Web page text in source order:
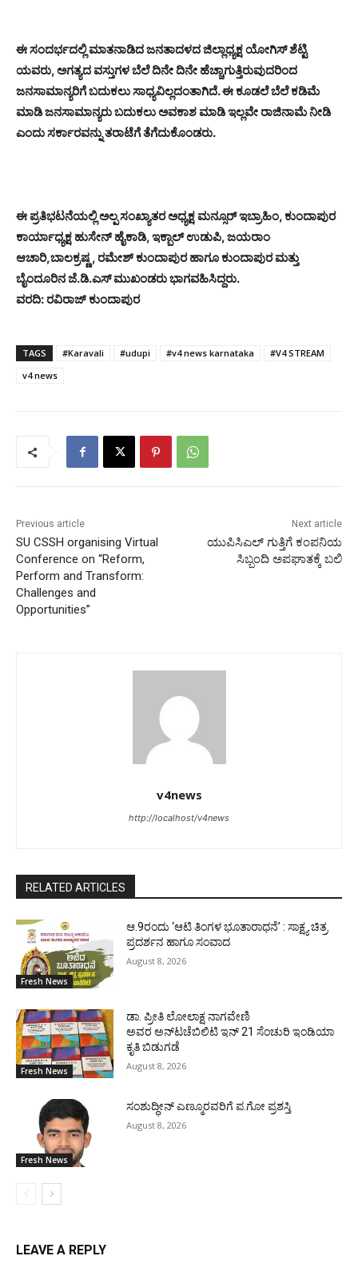
ಈ ಸಂದರ್ಭದಲ್ಲಿ ಮಾತನಾಡಿದ ಜನತಾದಳದ ಜಿಲ್ಲಾಧ್ಯಕ್ಷ ಯೋಗಿಸ್ ಶೆಟ್ಟಿ
ಯವರು, ಅಗತ್ಯದ ವಸ್ತುಗಳ ಬೆಲೆ ದಿನೇ ದಿನೇ ಹೆಚ್ಚಾಗುತ್ತಿರುವುದರಿಂದ
ಜನಸಾಮಾನ್ಯರಿಗೆ ಬದುಕಲು ಸಾಧ್ಯವಿಲ್ಲದಂತಾಗಿದೆ. ಈ ಕೂಡಲೆ ಬೆಲೆ ಕಡಿಮೆ
ಮಾಡಿ ಜನಸಾಮಾನ್ಯರು ಬದುಕಲು ಅವಕಾಶ ಮಾಡಿ ಇಲ್ಲವೇ ರಾಜಿನಾಮೆ ನೀಡಿ
ಎಂದು ಸರ್ಕಾರವನ್ನು ತರಾಟೆಗೆ ತೆಗೆದುಕೊಂಡರು.
ಈ ಪ್ರತಿಭಟನೆಯಲ್ಲಿ ಅಲ್ಪ ಸಂಖ್ಯಾತರ ಅಧ್ಯಕ್ಷ ಮನ್ಸೂರ್ ಇಬ್ರಾಹಿಂ, ಕುಂದಾಪುರ
ಕಾರ್ಯಾಧ್ಯಕ್ಷ ಹುಸೇನ್ ಹೈಕಾಡಿ, ಇಕ್ಬಾಲ್ ಉಡುಪಿ, ಜಯರಾಂ
ಆಚಾರಿ,ಬಾಲಕ್ರಷ್ಣ , ರಮೇಶ್ ಕುಂದಾಪುರ ಹಾಗೂ ಕುಂದಾಪುರ ಮತ್ತು
ಬೈಂದೂರಿನ ಜೆ.ಡಿ.ಎಸ್ ಮುಖಂಡರು ಭಾಗವಹಿಸಿದ್ದರು.
ವರದಿ: ರವಿರಾಜ್ ಕುಂದಾಪುರ
TAGS #Karavali #udupi #v4 news karnataka
#V4 STREAM
v4 news
Previous article
SU CSSH organising Virtual
Conference on “Reform,
Perform and Transform:
Challenges and
Opportunities”
Next article
ಯುಪಿಸಿಎಲ್ ಗುತ್ತಿಗೆ ಕಂಪನಿಯ
ಸಿಬ್ಬಂದಿ ಅಪಘಾತಕ್ಕೆ ಬಲಿ
v4news
http://localhost/v4news
RELATED ARTICLES
Fresh News
ಆ.9ರಂದು ‘ಆಟಿ ತಿಂಗಳ ಭೂತಾರಾಧನೆ’ : ಸಾಕ್ಷ್ಯ ಚಿತ್ರ
ಪ್ರದರ್ಶನ ಹಾಗೂ ಸಂವಾದ
August 8, 2026
Fresh News
ಡಾ. ಪ್ರೀತಿ ಲೋಲಾಕ್ಷ ನಾಗವೇಣಿ
ಅವರ ಅನ್‌ಟಚೆಬಿಲಿಟಿ ಇನ್ 21 ಸೆಂಚುರಿ ಇಂಡಿಯಾ
ಕೃತಿ ಬಿಡುಗಡೆ
August 8, 2026
Fresh News
ಸಂಶುದ್ಧೀನ್ ಎಣ್ಮೂರವರಿಗೆ ಪ.ಗೋ ಪ್ರಶಸ್ತಿ
August 8, 2026
LEAVE A REPLY